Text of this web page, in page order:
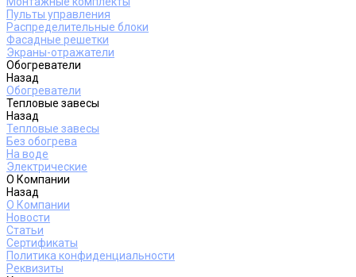
Пульты управления
Распределительные блоки
Фасадные решетки
Экраны-отражатели
Обогреватели
Назад
Обогреватели
Тепловые завесы
Назад
Тепловые завесы
Без обогрева
На воде
Электрические
О Компании
Назад
О Компании
Новости
Статьи
Сертификаты
Политика конфиденциальности
Реквизиты